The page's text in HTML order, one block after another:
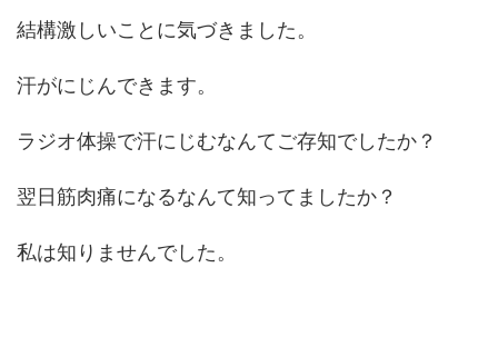
結構激しいことに気づきました。
汗がにじんできます。
ラジオ体操で汗にじむなんてご存知でしたか？
翌日筋肉痛になるなんて知ってましたか？
私は知りませんでした。